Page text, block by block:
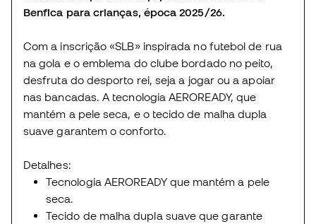
Benfica para crianças, época 2025/26.
Com a inscrição «SLB» inspirada no futebol de rua
na gola e o emblema do clube bordado no peito,
desfruta do desporto rei, seja a jogar ou a apoiar
nas bancadas. A tecnologia AEROREADY, que
mantém a pele seca, e o tecido de malha dupla
suave garantem o conforto.
Detalhes:
Tecnologia AEROREADY que mantém a pele
seca.
Tecido de malha dupla suave que garante